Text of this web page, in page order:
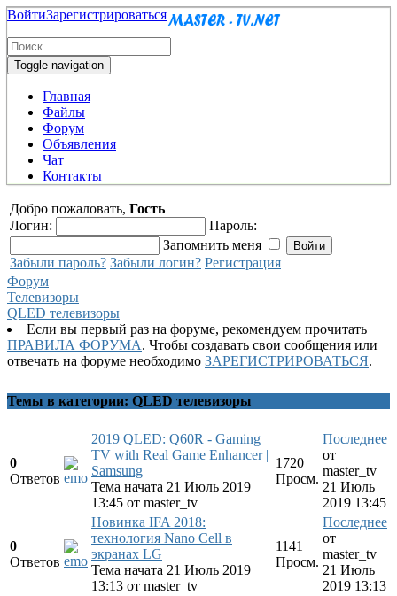
ВойтиЗарегистрироваться
Toggle navigation
Главная
Файлы
Форум
Объявления
Чат
Контакты
Добро пожаловать, Гость
Логин:
Пароль:
Запомнить меня
Забыли пароль? Забыли логин? Регистрация
Форум
Телевизоры
QLED телевизоры
Если вы первый раз на форуме, рекомендуем прочитать
ПРАВИЛА ФОРУМА. Чтобы создавать свои сообщения или
отвечать на форуме необходимо ЗАРЕГИСТРИРОВАТЬСЯ.
Темы в категории: QLED телевизоры
0
Ответов
2019 QLED: Q60R - Gaming
TV with Real Game Enhancer |
Samsung
Тема начата 21 Июль 2019
13:45 от master_tv
1720
Просм.
Последнее
от
master_tv
21 Июль
2019 13:45
0
Ответов
Новинка IFA 2018:
технология Nano Cell в
экранах LG
Тема начата 21 Июль 2019
13:13 от master_tv
1141
Просм.
Последнее
от
master_tv
21 Июль
2019 13:13